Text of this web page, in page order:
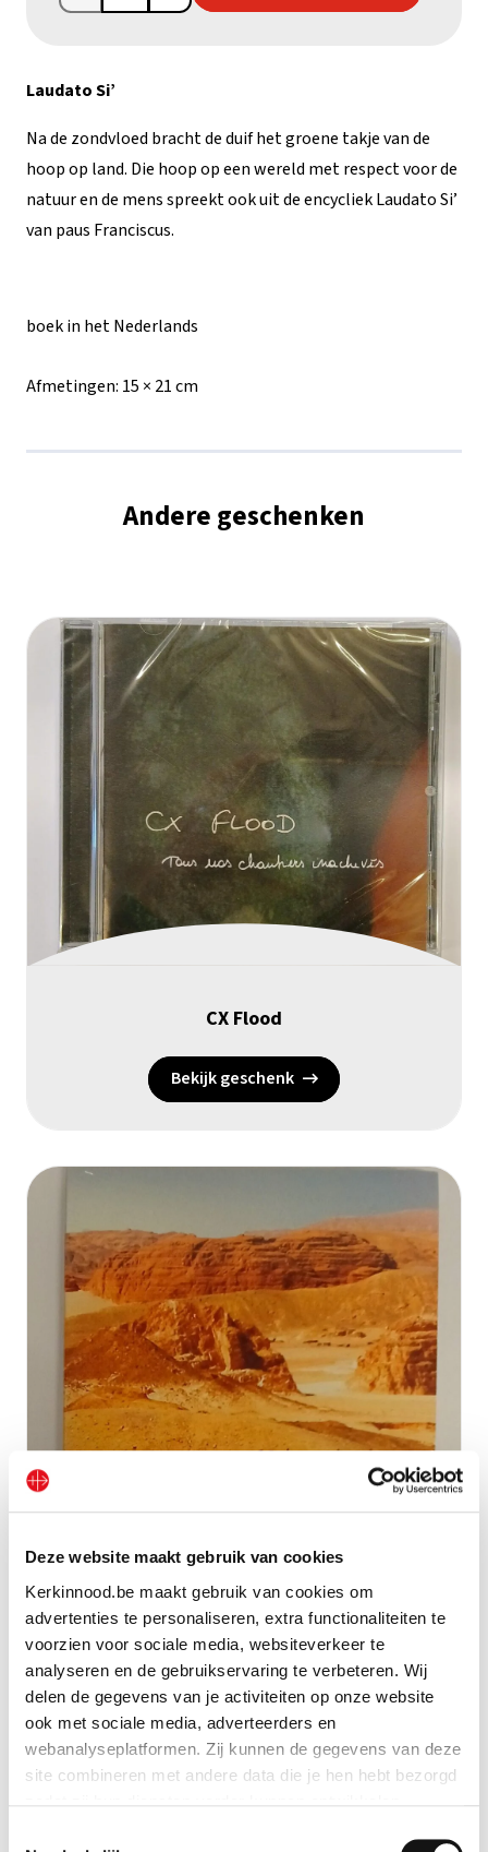
Deze website maakt gebruik van cookies
Kerkinnood.be maakt gebruik van cookies om
advertenties te personaliseren, extra functionaliteiten te
voorzien voor sociale media, websiteverkeer te
analyseren en de gebruikservaring te verbeteren. Wij
delen de gegevens van je activiteiten op onze website
ook met sociale media, adverteerders en
webanalyseplatformen. Zij kunnen de gegevens van deze
site combineren met andere data die je hen hebt bezorgd
Laudato
Si’
aantal
Laudato Si’
Na de zondvloed bracht de duif het groene takje van de
hoop op land. Die hoop op een wereld met respect voor de
natuur en de mens spreekt ook uit de encycliek Laudato Si’
van paus Franciscus.
boek in het Nederlands
Afmetingen: 15 × 21 cm
Andere geschenken
CX Flood
Bekijk geschenk
CD ‘Stem die roept in de woestijn’
Bekijk geschenk